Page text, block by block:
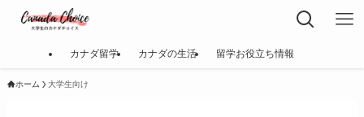
カナダ留学 カナダの生活 留学お役立ち情報
ホーム 大学生向け